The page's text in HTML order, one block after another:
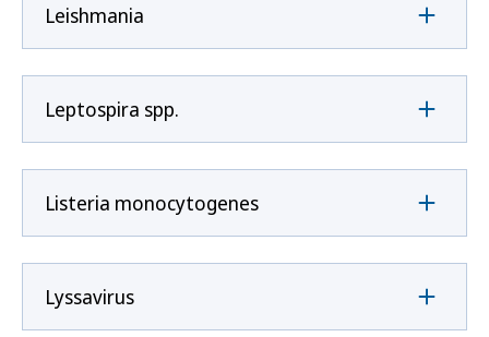
Leishmania
Leptospira spp.
Listeria monocytogenes
Lyssavirus